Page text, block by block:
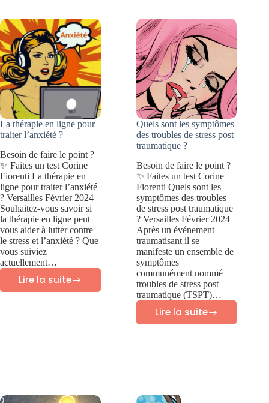
veut
du
bien
blessures
:
8
façons
d’avancer
La thérapie en ligne pour
traiter l’anxiété ?
Besoin de faire le point ?
✨ Faites un test Corine
Fiorenti La thérapie en
ligne pour traiter l’anxiété
? Versailles Février 2024
Souhaitez-vous savoir si
la thérapie en ligne peut
vous aider à lutter contre
le stress et l’anxiété ? Que
vous suiviez
actuellement…
Lire la suite
l’anxiété
Quels sont les symptômes
des troubles de stress post
traumatique ?
Besoin de faire le point ?
✨ Faites un test Corine
Fiorenti Quels sont les
symptômes des troubles
de stress post traumatique
? Versailles Février 2024
Après un événement
traumatisant il se
manifeste un ensemble de
symptômes
communément nommé
troubles de stress post
traumatique (TSPT)…
Lire la suite